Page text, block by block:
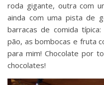
roda gigante, outra com
ainda com uma pista de
barracas de comida
pão, as bombocas e fruta
para mim! Chocolate por
chocolates!